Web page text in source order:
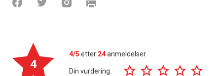
4
4/5 etter 24anmeldelser
Din vurdering: